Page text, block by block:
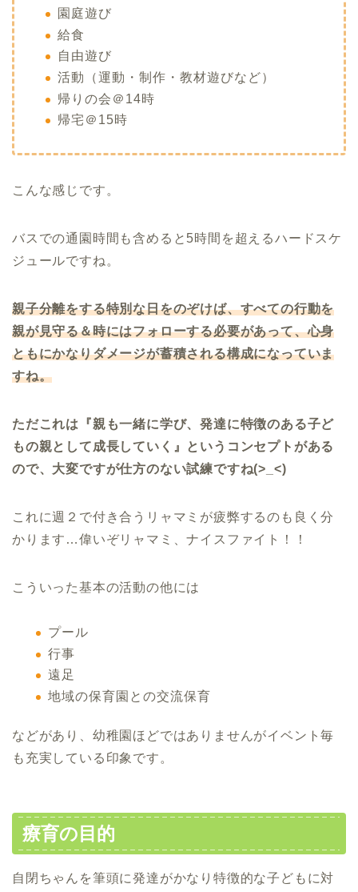
園庭遊び
給食
自由遊び
活動（運動・制作・教材遊びなど）
帰りの会＠14時
帰宅＠15時
こんな感じです。
バスでの通園時間も含めると5時間を超えるハードスケ
ジュールですね。
親子分離をする特別な日をのぞけば、すべての行動を
親が見守る＆時にはフォローする必要があって、心身
ともにかなりダメージが蓄積される構成になっていま
すね。
ただこれは『親も一緒に学び、発達に特徴のある子ど
もの親として成長していく』というコンセプトがある
ので、大変ですが仕方のない試練ですね(>_<)
これに週２で付き合うリャマミが疲弊するのも良く分
かります…偉いぞリャマミ、ナイスファイト！！
こういった基本の活動の他には
プール
行事
遠足
地域の保育園との交流保育
などがあり、幼稚園ほどではありませんがイベント毎
も充実している印象です。
療育の目的
自閉ちゃんを筆頭に発達がかなり特徴的な子どもに対